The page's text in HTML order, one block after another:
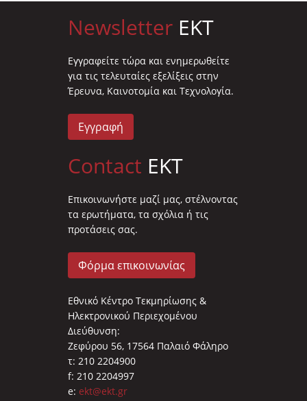
Newsletter EKT
Eγγραφείτε τώρα και ενημερωθείτε
για τις τελευταίες εξελίξεις στην
Έρευνα, Καινοτομία και Τεχνολογία.
Εγγραφή
Contact EKT
Επικοινωνήστε μαζί μας, στέλνοντας
τα ερωτήματα, τα σχόλια ή τις
προτάσεις σας.
Φόρμα επικοινωνίας
Εθνικό Κέντρο Τεκμηρίωσης &
Ηλεκτρονικού Περιεχομένου
Διεύθυνση:
Ζεφύρου 56, 17564 Παλαιό Φάληρο
τ: 210 2204900
f: 210 2204997
e: ekt@ekt.gr